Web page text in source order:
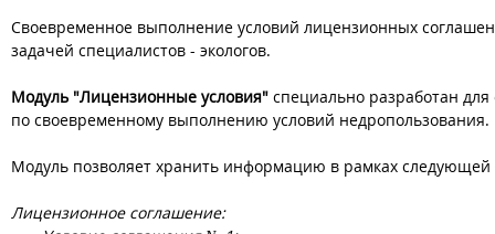
Своевременное выполнение условий лицензионных
задачей специалистов - экологов.
Модуль "Лицензионные условия" специально разработан
по своевременному выполнению условий недропользования.
Модуль позволяет хранить информацию в рамках следующей
Лицензионное соглашение: